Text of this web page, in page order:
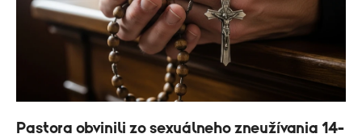
Pastora obvinili zo sexuálneho zneužívania 14-